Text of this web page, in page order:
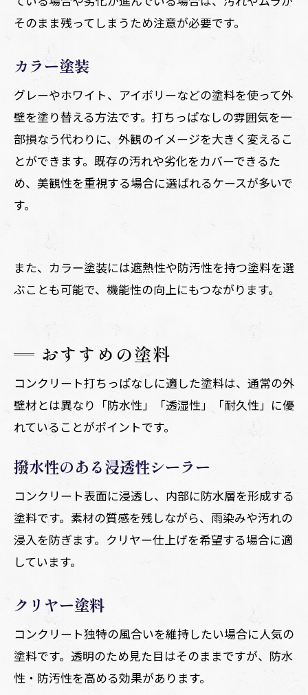
そのまま残ってしまうため注意が必要です。
カラー塗装
グレーやホワイト、アイボリーなどの塗料を使って外
壁を塗り替える方法です。打ちっぱなしの雰囲気を一
部損なう代わりに、外観のイメージを大きく変えるこ
とができます。既存の汚れや劣化をカバーできるた
め、美観性を重視する場合に選ばれるケースが多いで
す。
また、カラー塗装には遮熱性や防汚性を持つ塗料を選
ぶことも可能で、機能性の向上にもつながります。
おすすめの塗料
コンクリート打ちっぱなしに適した塗料は、通常の外
壁材とは異なり「防水性」「透湿性」「耐久性」に優
れていることがポイントです。
撥水性のある浸透性シーラー
コンクリート表面に浸透し、内部に防水層を形成する
塗料です。素材の質感を残しながら、雨染みや汚れの
浸入を防ぎます。クリヤー仕上げを希望する場合に適
しています。
クリヤー塗料
コンクリート独特の風合いを維持したい場合に人気の
塗料です。透明のため見た目はそのままですが、防水
性・防汚性を高める効果があります。